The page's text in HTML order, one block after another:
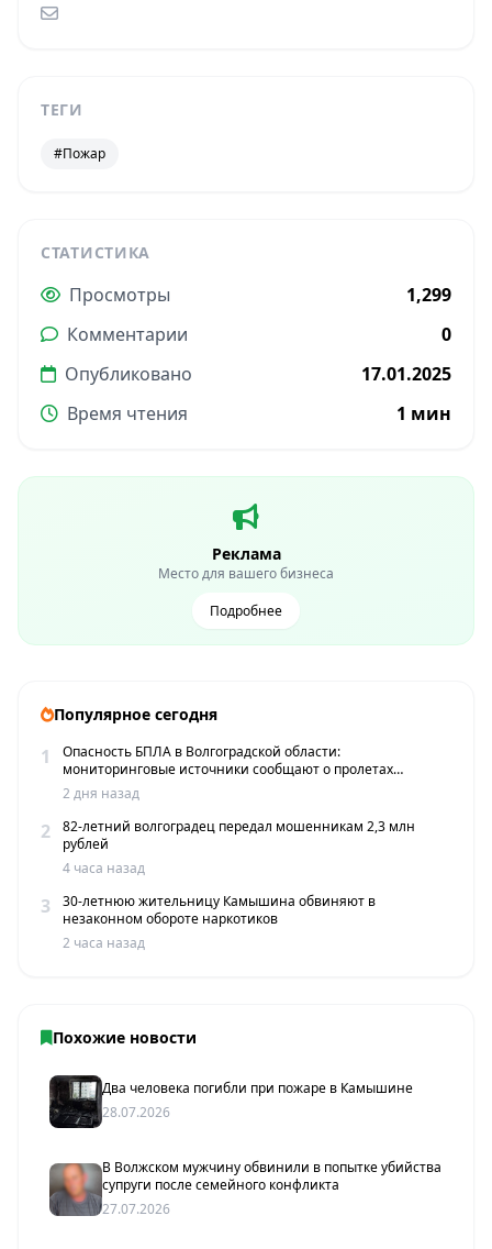
ТЕГИ
#Пожар
СТАТИСТИКА
Просмотры
1,299
Комментарии
0
Опубликовано
17.01.2025
Время чтения
1 мин
Реклама
Место для вашего бизнеса
Подробнее
Популярное сегодня
1
Опасность БПЛА в Волгоградской области:
мониторинговые источники сообщают о пролетах
беспилотников
2 дня назад
2
82-летний волгоградец передал мошенникам 2,3 млн
рублей
4 часа назад
3
30-летнюю жительницу Камышина обвиняют в
незаконном обороте наркотиков
2 часа назад
Похожие новости
Два человека погибли при пожаре в Камышине
28.07.2026
В Волжском мужчину обвинили в попытке убийства
супруги после семейного конфликта
27.07.2026